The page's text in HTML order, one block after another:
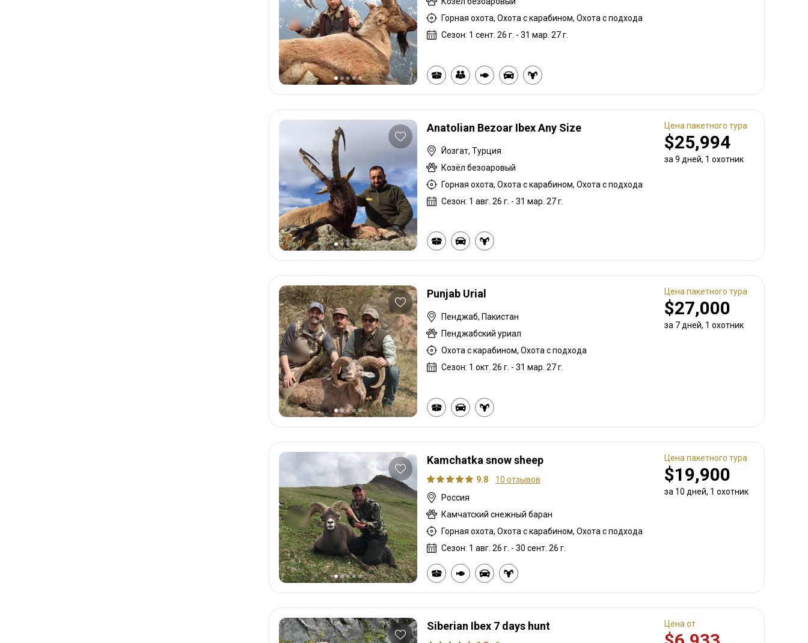
Горная охота, Охота с карабином, Охота с подхода
Сезон: 1 сент. 26 г. - 31 мар. 27 г.
Anatolian Bezoar Ibex Any Size
Йозгат, Турция
Козёл безоаровый
Горная охота, Охота с карабином, Охота с подхода
Сезон: 1 авг. 26 г. - 31 мар. 27 г.
Цена пакетного тура
$25,994
за 9 дней, 1 охотник
Punjab Urial
Пенджаб, Пакистан
Пенджабский уриал
Охота с карабином, Охота с подхода
Сезон: 1 окт. 26 г. - 31 мар. 27 г.
Цена пакетного тура
$27,000
за 7 дней, 1 охотник
Kamchatka snow sheep
9.8
10 отзывов
Россия
Камчатский снежный баран
Горная охота, Охота с карабином, Охота с подхода
Сезон: 1 авг. 26 г. - 30 сент. 26 г.
Цена пакетного тура
$19,900
за 10 дней, 1 охотник
Siberian Ibex 7 days hunt Цена от